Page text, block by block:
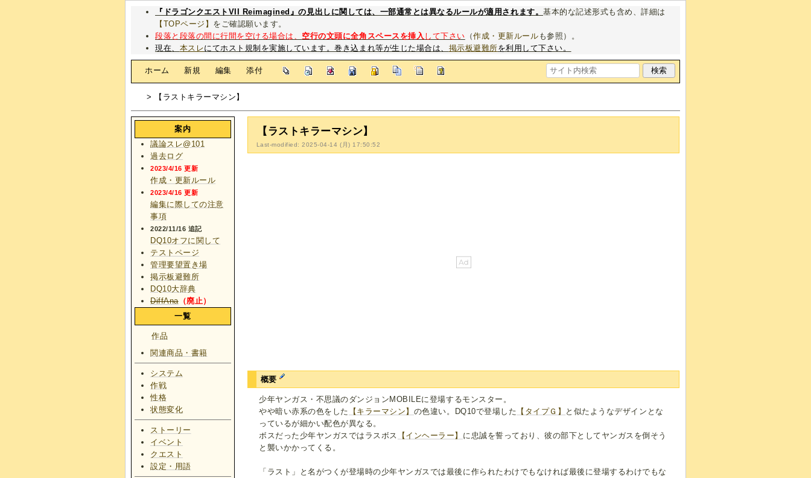
『ドラゴンクエストVII Reimagined』の見出しに関しては、一部通常とは異なるルールが適用されます。基本的な記述形式も含め、詳細は
【TOPページ】 をご確認願います。
段落と段落の間に行間を空ける場合は、 空行の文頭に全角スペースを挿入 して下さい （作成・更新ルール も参照）。
現在、 本スレにてホスト規制を実施しています。巻き込まれ等が生じた場合は、 掲示板避難所を利用して下さい。
ホーム 新規 編集 添付
> 【ラストキラーマシン】
【ラストキラーマシン】
Last-modified: 2025-04-14 (月) 17:50:52
概要
少年ヤンガス・不思議のダンジョンMOBILEに登場するモンスター。
やや暗い赤系の色をした
【キラーマシン】 の色違い。DQ10で登場した 【タイプＧ】
と似たようなデザインとな
っているが細かい配色が異なる。
ボスだった少年ヤンガスではラスボス
【インヘーラー】 に忠誠を誓っており、彼の部下としてヤンガスを倒そう
と襲いかかってくる。
「ラスト」と名がつくが登場時の少年ヤンガスでは最後に作られたわけでもなければ最後に登場するわけでもな
案内
議論スレ@101
過去ログ
2023/4/16 更新
作成・更新ルール
2023/4/16 更新
編集に際しての注意
事項
2022/11/16 追記
DQ10オフに関して
テストページ
管理要望置き場
掲示板避難所
DQ10大辞典
DiffAna（廃止）
一覧
作品
関連商品・書籍
システム
作戦
性格
状態変化
ストーリー
イベント
クエスト
設定・用語